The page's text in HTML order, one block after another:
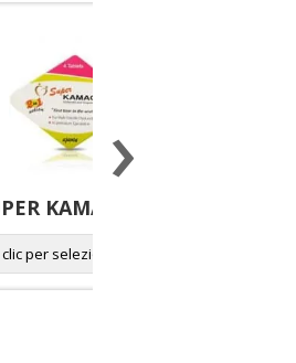
KAMAGRA pillole
›